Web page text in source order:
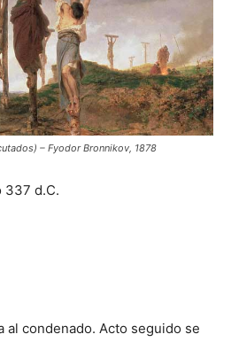
– Fyodor Bronnikov, 1878
337 d.C.
al condenado. Acto seguido se